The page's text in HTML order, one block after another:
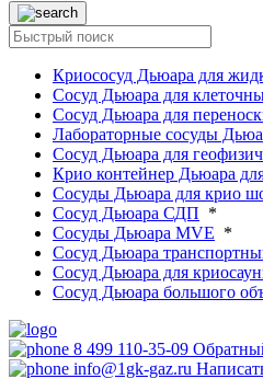
Криососуд Дьюара для
Сосуд Дьюара для
Сосуд Дьюара для
Лабораторные сосуды
Сосуд Дьюара для
Крио контейнер Дьюара
Сосуды Дьюара для крио
Сосуд Дьюара СДП *
Сосуды Дьюара MVE *
Сосуд Дьюара
Сосуд Дьюара для
Сосуд Дьюара большого
8 499 110-35-09
info@1gk-gaz.ru